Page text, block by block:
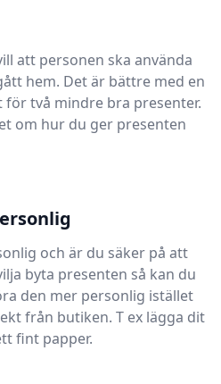
att personen ska använda
hem. Det är bättre med en
två mindre bra presenter.
om hur du ger presenten
och är du säker på att
byta presenten så kan du
den mer personlig istället
från butiken. T ex lägga dit
fint papper.